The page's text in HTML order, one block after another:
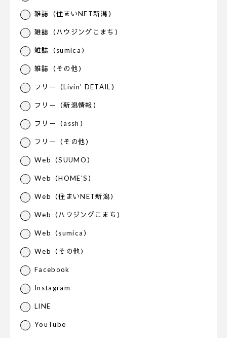
雑誌（住まいNET新潟）
雑誌（ハウジングこまち）
雑誌（sumica）
雑誌（その他）
フリー（Livin' DETAIL）
フリー（新潟情報）
フリー（assh）
フリー（その他）
Web（SUUMO）
Web（HOME'S）
Web（住まいNET新潟）
Web（ハウジングこまち）
Web（sumica）
Web（その他）
Facebook
Instagram
LINE
YouTube